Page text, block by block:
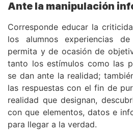
Ante la manipulación
Corresponde educar la
los alumnos experiencias
permita y de ocasión de
tanto los estímulos como las
se dan ante la realidad;
las respuestas con el fin de
realidad que designan,
con que elementos, datos e
para llegar a la verdad.